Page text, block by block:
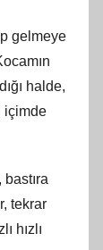
gelmeye
halde,
içimde
tekrar
hızlı